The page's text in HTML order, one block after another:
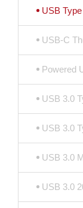
USB
USB-C
Powered
USB 3.0
USB 3.0
USB 3.0
USB 3.0